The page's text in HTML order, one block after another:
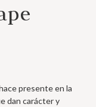
presente en la
dan carácter y